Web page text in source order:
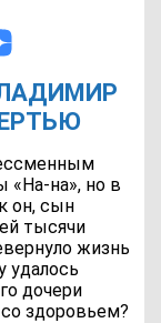
«На-на», но в
он, сын
тысячи
жизнь
удалось
дочери
здоровьем?